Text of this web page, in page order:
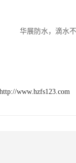
华展防水，滴水
http://www.hzfs123.com